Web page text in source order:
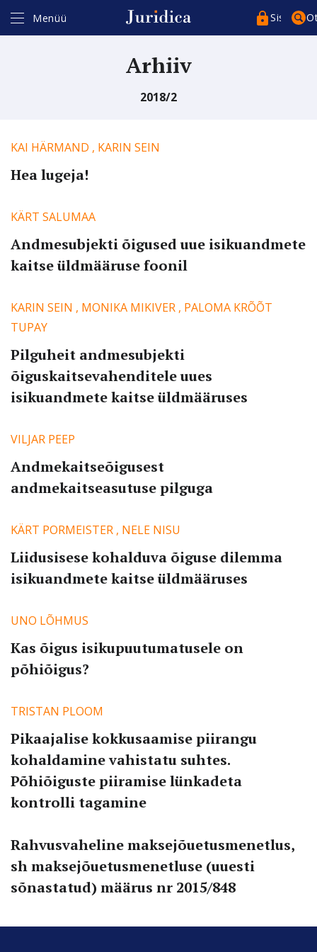
Menüü Sisenege
Arhiiv
2018/2
KAI HÄRMAND , KARIN SEIN
Hea lugeja!
KÄRT SALUMAA
Andmesubjekti õigused uue isikuandmete
kaitse üldmääruse foonil
KARIN SEIN , MONIKA MIKIVER , PALOMA KRÕÕT
TUPAY
Pilguheit andmesubjekti
õiguskaitsevahenditele uues
isikuandmete kaitse üldmääruses
VILJAR PEEP
Andmekaitseõigusest
andmekaitseasutuse pilguga
KÄRT PORMEISTER , NELE NISU
Liidusisese kohalduva õiguse dilemma
isikuandmete kaitse üldmääruses
UNO LÕHMUS
Kas õigus isikupuutumatusele on
põhiõigus?
TRISTAN PLOOM
Pikaajalise kokkusaamise piirangu
kohaldamine vahistatu suhtes.
Põhiõiguste piiramise lünkadeta
kontrolli tagamine
Rahvusvaheline maksejõuetusmenetlus,
sh maksejõuetusmenetluse (uuesti
sõnastatud) määrus nr 2015/848
Kasutajakonto*
Parool*
Kui teil ei ole kasutajakontot, siis registreeruge
Unustasite parooli?Tellige uus parool